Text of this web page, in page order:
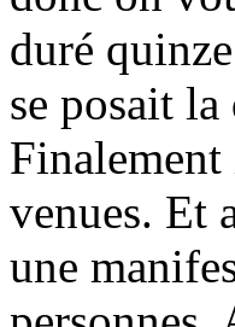
duré
se posait
venues. Et
une